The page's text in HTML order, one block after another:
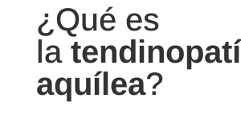
¿Qué es
la
aquílea?